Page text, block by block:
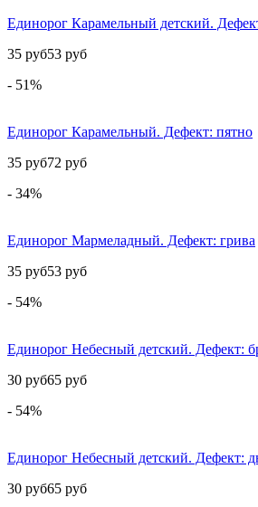
Единорог Карамельный детский.
35 руб53 руб
- 51%
Единорог Карамельный. Дефект: пятно
35 руб72 руб
- 34%
Единорог Мармеладный. Дефект: грива
35 руб53 руб
- 54%
Единорог Небесный детский. Дефект:
30 руб65 руб
- 54%
Единорог Небесный детский. Дефект:
30 руб65 руб